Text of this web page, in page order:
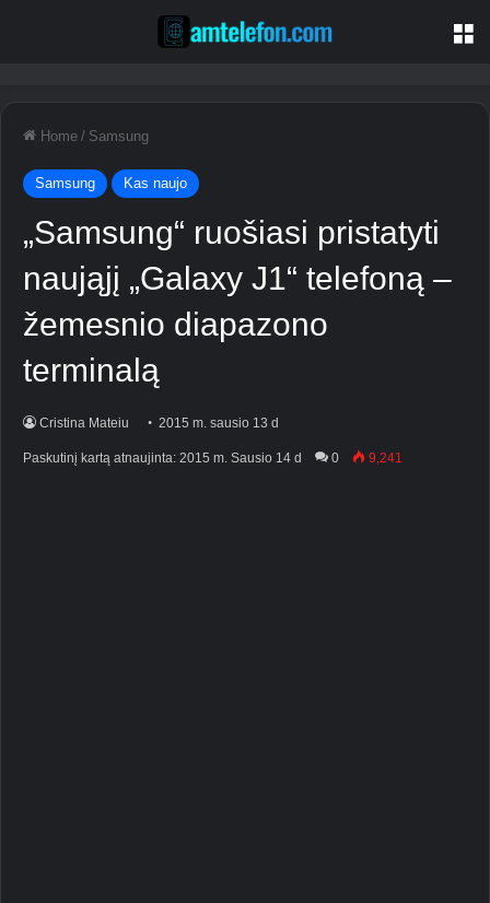
Home / Samsung
Samsung Kas naujo
„Samsung“ ruošiasi pristatyti
naująjį „Galaxy J1“ telefoną –
žemesnio diapazono
terminalą
Cristina Mateiu 2015 m. sausio 13 d
Paskutinį kartą atnaujinta: 2015 m. Sausio 14 d 0 9,241